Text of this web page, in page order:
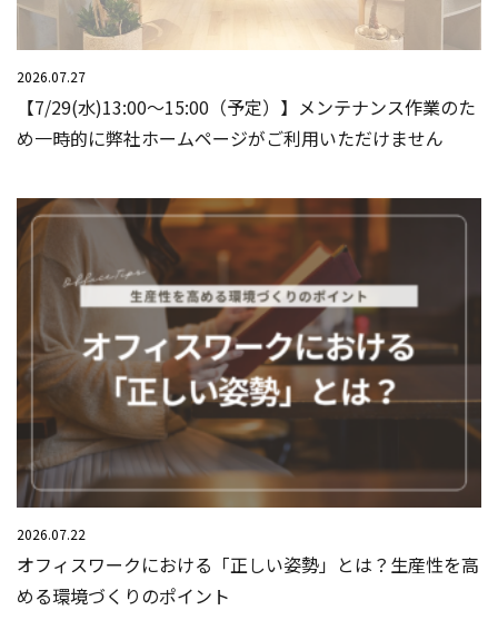
2026.07.27
【7/29(水)13:00～15:00（予定）】メンテナンス作業のた
め一時的に弊社ホームページがご利用いただけません
2026.07.22
オフィスワークにおける「正しい姿勢」とは？生産性を高
める環境づくりのポイント